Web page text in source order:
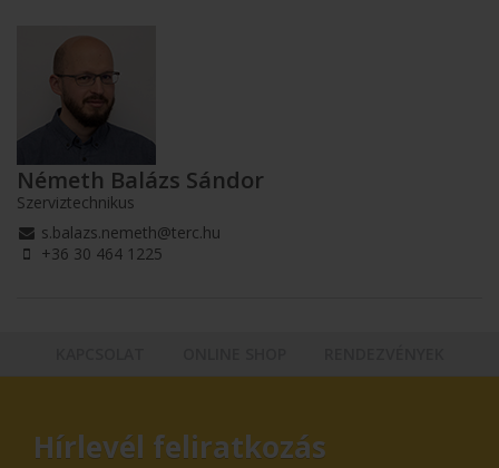
Németh Balázs Sándor
Szerviztechnikus
s.balazs.nemeth@terc.hu
+36 30 464 1225
Hírlevél feliratkozás